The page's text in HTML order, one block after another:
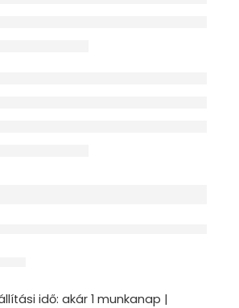
idő: akár 1 munkanap |